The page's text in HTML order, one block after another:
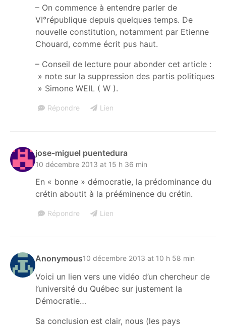
– On commence à entendre parler de
VI°république depuis quelques temps. De
nouvelle constitution, notamment par Etienne
Chouard, comme écrit pus haut.
– Conseil de lecture pour abonder cet article :
» note sur la suppression des partis politiques
» Simone WEIL ( W ).
Répondre Lien
jose-miguel puentedura
10 décembre 2013 at 15 h 36 min
En « bonne » démocratie, la prédominance du
crétin aboutit à la prééminence du crétin.
Répondre Lien
Anonymous10 décembre 2013 at 10 h 58 min
Voici un lien vers une vidéo d’un chercheur de
l’université du Québec sur justement la
Démocratie…
Sa conclusion est clair, nous (les pays